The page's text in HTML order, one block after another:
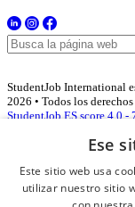
StudentJob International
2026 • Todos los derechos
StudentJob ES score 4.0 -
Acceso empresas
Ese
Este sitio web usa
utilizar nuestro sitio